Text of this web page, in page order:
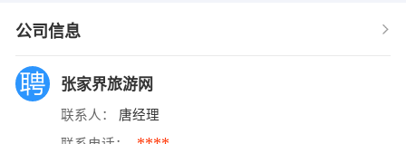
公司信息
张家界旅游网
联系人： 唐经理